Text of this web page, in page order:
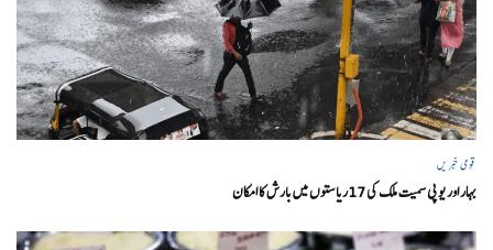
قومی خبریں
بہار اور یو پی سمیت ملک کی 17ریاستوں میں بارش کا امکان